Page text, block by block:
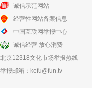
全28集
那山那海
诚信示范网站
经营性网站备案信息
中国互联网举报中心
诚信经营 放心消费
北京12318文化市场举报热线
举报邮箱： kefu@fun.tv